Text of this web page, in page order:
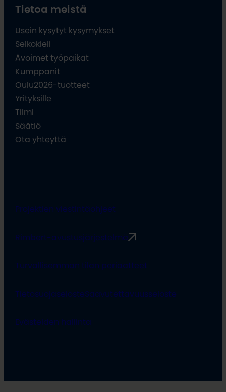
Tietoa meistä
Usein kysytyt kysymykset
Selkokieli
Avoimet työpaikat
Kumppanit
Oulu2026-tuotteet
Yrityksille
Tiimi
Säätiö
Ota yhteyttä
Projektien viestintäohjeet
Rimbert-avustusjärjestelmä
Turvallisemman tilan periaatteet
TietosuojaselosteSaavutettavuusseloste
Evästeiden hallinta